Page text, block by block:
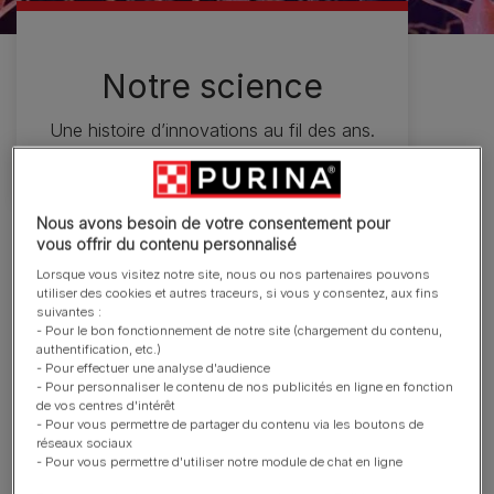
Notre science
Une histoire d’innovations au fil des ans.
Depuis près d’un siècle, Purina étudie l’alimentation
pour les animaux de compagnie et son importance
pour leur bien-être. Autant d’éléments qui ont permis
de réaliser des avancées établissant des nouvelles
normes dans le secteur.​
Les informations sur l’alimentation des animaux de
compagnie sont nombreuses, mais pas toujours de
qualité. C’est pourquoi Purina a créé en 2018 le
Nous avons besoin de votre consentement pour
vous offrir du contenu personnalisé
Lorsque vous visitez notre site, nous ou nos partenaires pouvons
utiliser des cookies et autres traceurs, si vous y consentez, aux fins
suivantes :
- Pour le bon fonctionnement de notre site (chargement du contenu,
authentification, etc.)
- Pour effectuer une analyse d'audience
- Pour personnaliser le contenu de nos publicités en ligne en fonction
de vos centres d'intérêt
- Pour vous permettre de partager du contenu via les boutons de
réseaux sociaux
- Pour vous permettre d'utiliser notre module de chat en ligne